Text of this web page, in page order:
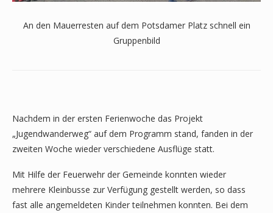
An den Mauerresten auf dem Potsdamer Platz schnell ein
Gruppenbild
Nachdem in der ersten Ferienwoche das Projekt
„Jugendwanderweg“ auf dem Programm stand, fanden in der
zweiten Woche wieder verschiedene Ausflüge statt.
Mit Hilfe der Feuerwehr der Gemeinde konnten wieder
mehrere Kleinbusse zur Verfügung gestellt werden, so dass
fast alle angemeldeten Kinder teilnehmen konnten. Bei dem